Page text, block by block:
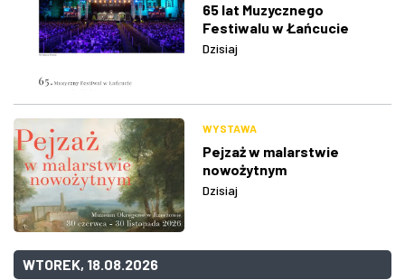
65 lat Muzycznego
Festiwalu w Łańcucie
Dzisiaj
WYSTAWA
Pejzaż w malarstwie
nowożytnym
Dzisiaj
WTOREK, 18.08.2026